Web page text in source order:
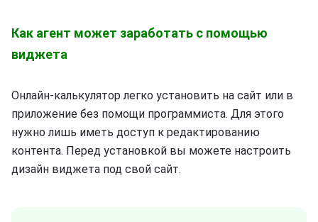
Как агент может заработать с помощью
виджета
Онлайн-калькулятор легко установить на сайт или в
приложение без помощи программиста. Для этого
нужно лишь иметь доступ к редактированию
контента. Перед установкой вы можете настроить
дизайн виджета под свой сайт.